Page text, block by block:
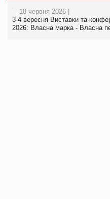
18 червня 2026 |
3-4 вересня Виставки та
2026: Власна марка - Власна